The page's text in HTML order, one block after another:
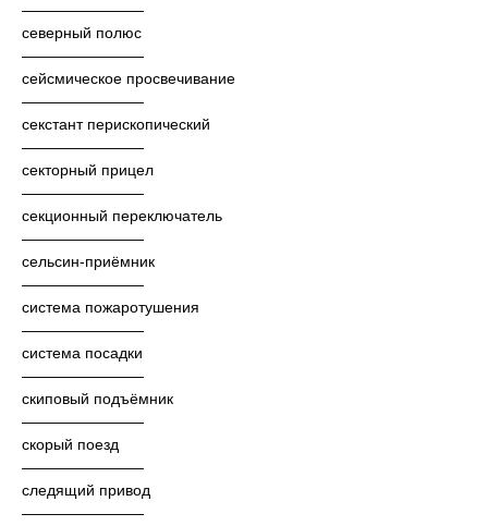
————————
северный полюс
————————
сейсмическое просвечивание
————————
секстант перископический
————————
секторный прицел
————————
секционный переключатель
————————
сельсин-приёмник
————————
система пожаротушения
————————
система посадки
————————
скиповый подъёмник
————————
скорый поезд
————————
следящий привод
————————